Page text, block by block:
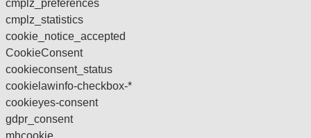
cmplz_preferences
cmplz_statistics
cookie_notice_accepted
CookieConsent
cookieconsent_status
cookielawinfo-checkbox-*
cookieyes-consent
gdpr_consent